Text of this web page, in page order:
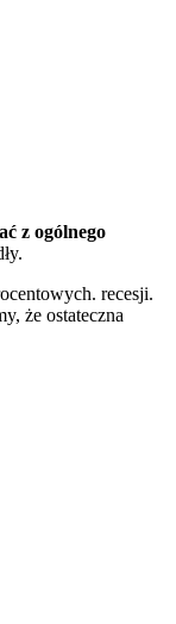
z ogólnego
recesji.
że ostateczna